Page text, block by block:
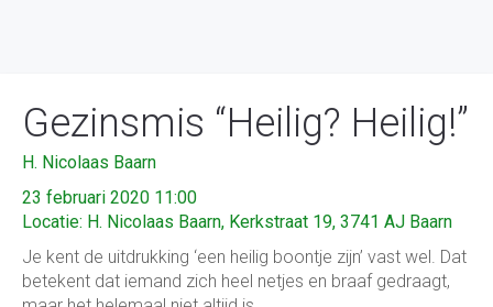
Gezinsmis “Heilig? Heilig!”
H. Nicolaas Baarn
23 februari 2020 11:00
Locatie: H. Nicolaas Baarn, Kerkstraat 19, 3741 AJ Baarn
Je kent de uitdrukking ‘een heilig boontje zijn’ vast wel. Dat
betekent dat iemand zich heel netjes en braaf gedraagt,